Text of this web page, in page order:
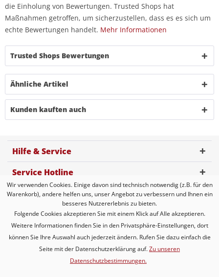
die Einholung von Bewertungen. Trusted Shops hat
Maßnahmen getroffen, um sicherzustellen, dass es es sich um
echte Bewertungen handelt. Mehr Informationen
Trusted Shops Bewertungen
Ähnliche Artikel
Kunden kauften auch
Hilfe & Service
Service Hotline
Kundenbewertung
Zahlungsmöglichkeiten
Versandarten
* Alle Preise inkl. gesetzl. Mehrwertsteuer zzgl.
Wir verwenden Cookies. Einige davon sind technisch notwendig (z.B. für den
Warenkorb), andere helfen uns, unser Angebot zu verbessern und Ihnen ein
besseres Nutzererlebnis zu bieten.
Folgende Cookies akzeptieren Sie mit einem Klick auf Alle akzeptieren.
Weitere Informationen finden Sie in den Privatsphäre-Einstellungen, dort
können Sie Ihre Auswahl auch jederzeit ändern. Rufen Sie dazu einfach die
Seite mit der Datenschutzerklärung auf.Zu unseren
Datenschutzbestimmungen.